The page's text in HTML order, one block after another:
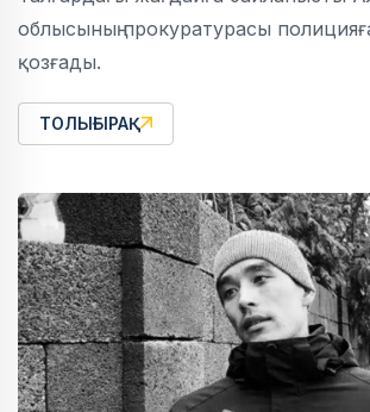
облысының прокуратурасы
қозғады.
ТОЛЫҒЫРАҚ